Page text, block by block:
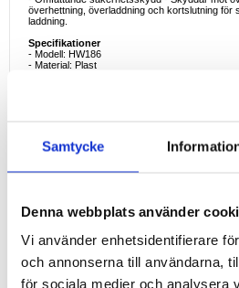
Samtycke
Denna webbplats använder
Vi använder enhetsidentifierare
och annonserna till användarna,
för sociala medier och analysera
överhettning, överladdning och kortslutning för
laddning.
Specifikationer
- Modell: HW186
- Material: Plast
- Typ-C1/C2-utgång: PD3.1 5V/3A, 9V/3A,
11V/5A (Max 65W)
- C3 + C4 Kombinerad uteffekt: 65W + 65W
- USB-A1 + USB-A2 Kombinerad utgång: 15W +
Tillämplig för
240W laddningsstation kan samtidigt
eliminerar behovet av flera adaptrar.
Varför du kommer att älska den